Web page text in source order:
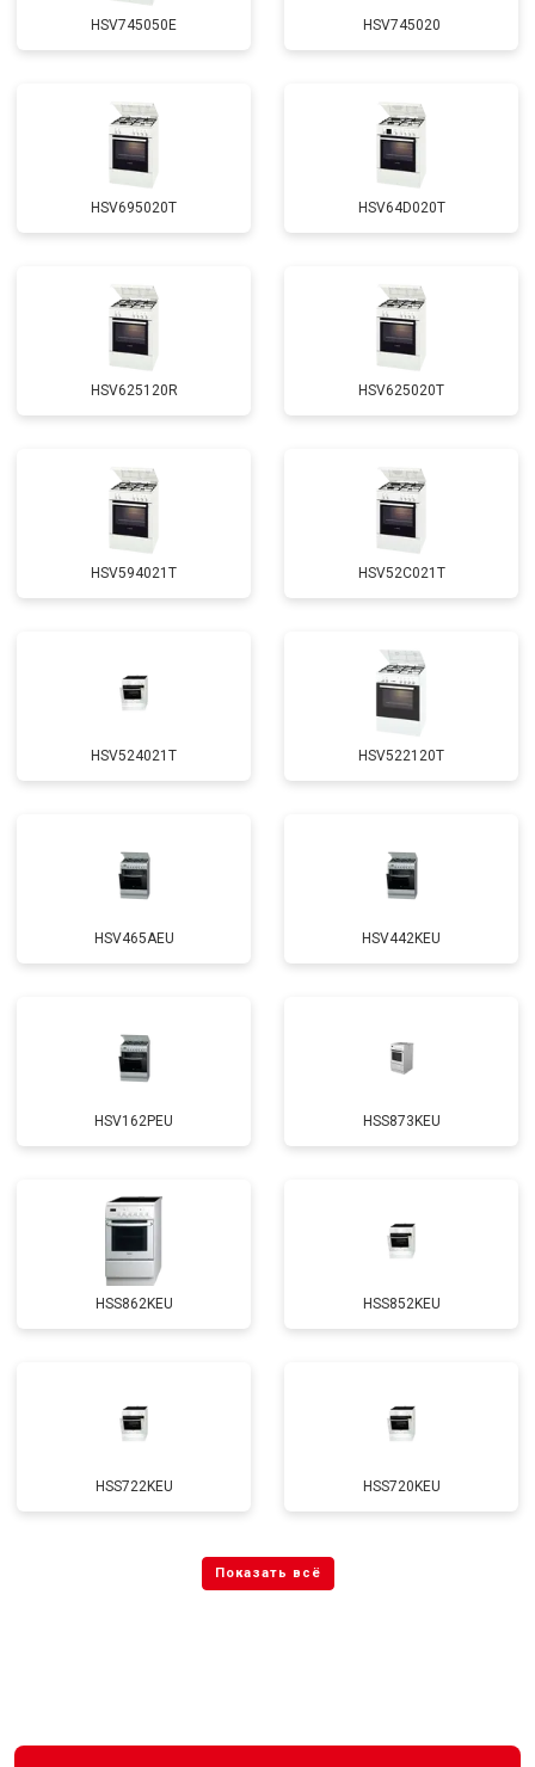
HSV745050E HSV745020
HSV695020T HSV64D020T
HSV625120R HSV625020T
HSV594021T HSV52C021T
HSV524021T HSV522120T
HSV465AEU HSV442KEU
HSV162PEU HSS873KEU
HSS862KEU HSS852KEU
HSS722KEU HSS720KEU